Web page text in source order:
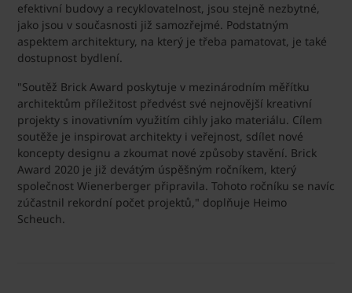
efektivní budovy a recyklovatelnost, jsou stejně nezbytné,
jako jsou v současnosti již samozřejmé. Podstatným
aspektem architektury, na který je třeba pamatovat, je také
dostupnost bydlení.
"Soutěž Brick Award poskytuje v mezinárodním měřítku
architektům příležitost předvést své nejnovější kreativní
projekty s inovativním využitím cihly jako materiálu. Cílem
soutěže je inspirovat architekty i veřejnost, sdílet nové
koncepty designu a zkoumat nové způsoby stavění. Brick
Award 2020 je již devátým úspěšným ročníkem, který
společnost Wienerberger připravila. Tohoto ročníku se navíc
zúčastnil rekordní počet projektů," doplňuje Heimo
Scheuch.